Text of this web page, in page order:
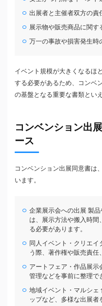
出展者と主催者双方の責
展示物や販売商品に関す
万一の事故や損害発生時
イベント規模が大きくなるほ
する必要があるため、コンベ
の基盤となる重要な書類といえ
コンベンション出
ース
コンベンション出展同意書は
います。
企業展示会への出展 製
は、展示方法や搬入時間
る必要があります。
同人イベント・クリエ
う際、著作権や販売責任
アートフェア・作品展示
管理などを事前に整理で
地域イベント・マルシェ
ップなど、多様な出展者